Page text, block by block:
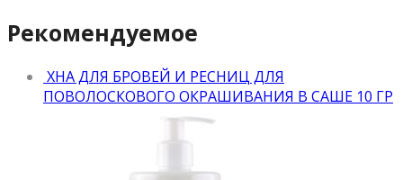
Рекомендуемое
ХНА ДЛЯ БРОВЕЙ И РЕСНИЦ ДЛЯ
ПОВОЛОСКОВОГО ОКРАШИВАНИЯ В САШЕ 10 ГР